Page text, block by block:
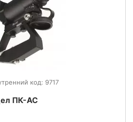
код: 9717
ПК-АС